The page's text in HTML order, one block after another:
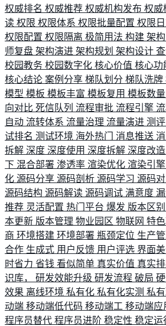
权威排名 权威推荐 权威机构发布 权威
读 权限 权限体系 权限批量配置 权限
权限配置 权限隔离 极简用法 构建 架构
师复盘 架构演进 架构规划 架构设计
校园教务 校园数字化 核心价值 核心功
核心结论 案例分享 梯队划分 梯队洗牌
模型 模板 模板丰富 模板复用 模板数量
向对比 死信队列 流程审批 流程引擎
自动 流转体系 流量治理 流量演进 测评
试排名 测试环境 海外热门 消息推送
拆解 深度 深度使用 深度拆解 深度改造
下 混合部署 渗透率 渲染优化 渲染引擎
化 源码分享 源码剖析 源码学习 源码
源码结构 源码解读 源码调试 满意度
推荐 灵活配置 热门平台 爆发 版本区别
本更新 版本管理 物业园区 物联网 特
商 环境搭建 环境部署 瓶颈定位 生产
合作 生成式 用户反馈 用户评选 界面
时省力 省钱 看似简单 真实价值 真实
识库， 研发效能升级 研发流程 破局
效果 离线环境 私有化 私有化实测 私
动端 移动端低代码 移动端工 移动端应
程序员替代 程序员进阶 稳定性 稳定运